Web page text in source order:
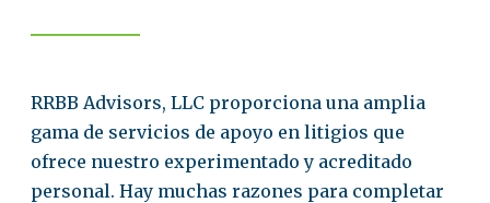
RRBB Advisors, LLC proporciona una amplia
gama de servicios de apoyo en litigios que
ofrece nuestro experimentado y acreditado
personal. Hay muchas razones para completar